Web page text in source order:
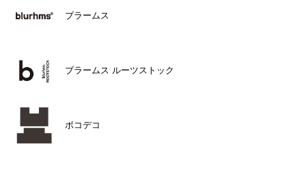
ブラームス
ブラームス ルーツストック
ボコデコ